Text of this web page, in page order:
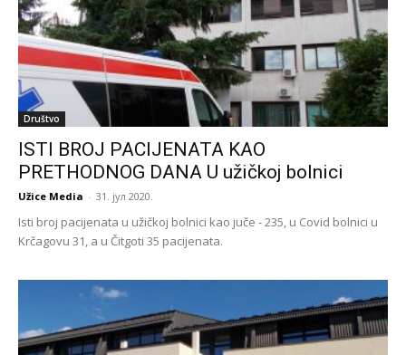
Društvo
ISTI BROJ PACIJENATA KAO
PRETHODNOG DANA U užičkoj bolnici
Užice Media - 31. јул 2020.
Isti broj pacijenata u užičkoj bolnici kao juče - 235, u Covid bolnici u
Krčagovu 31, a u Čitgoti 35 pacijenata.